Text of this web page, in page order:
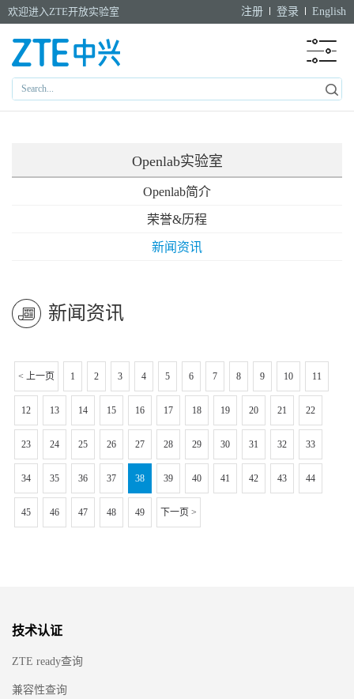
欢迎进入ZTE开放实验室 注册 登录 English
Openlab实验室
Openlab简介
荣誉&历程
新闻资讯
新闻资讯
< 上一页 1 2 3 4 5 6 7 8 9 10 11
12 13 14 15 16 17 18 19 20 21 22
23 24 25 26 27 28 29 30 31 32 33
34 35 36 37 38 39 40 41 42 43 44
45 46 47 48 49 下一页 >
技术认证
ZTE ready查询
兼容性查询